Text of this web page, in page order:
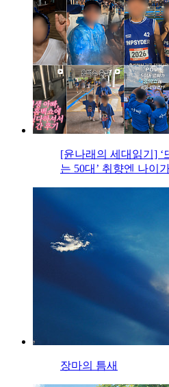
[윤나래의 세대읽기] ‘
는 50대’ 취향엔 나이
장마의 틈새